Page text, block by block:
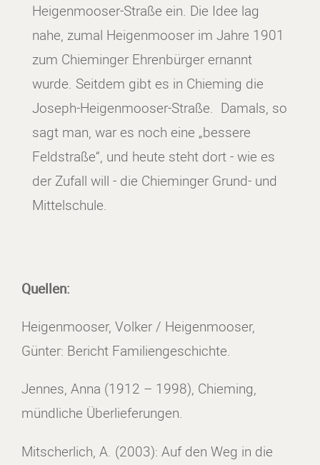
Heigenmooser-Straße ein. Die Idee lag
nahe, zumal Heigenmooser im Jahre 1901
zum Chieminger Ehrenbürger ernannt
wurde. Seitdem gibt es in Chieming die
Joseph-Heigenmooser-Straße. Damals, so
sagt man, war es noch eine „bessere
Feldstraße“, und heute steht dort - wie es
der Zufall will - die Chieminger Grund- und
Mittelschule.
Quellen:
Heigenmooser, Volker / Heigenmooser,
Günter: Bericht Familiengeschichte.
Jennes, Anna (1912 – 1998), Chieming,
mündliche Überlieferungen.
Mitscherlich, A. (2003): Auf den Weg in die